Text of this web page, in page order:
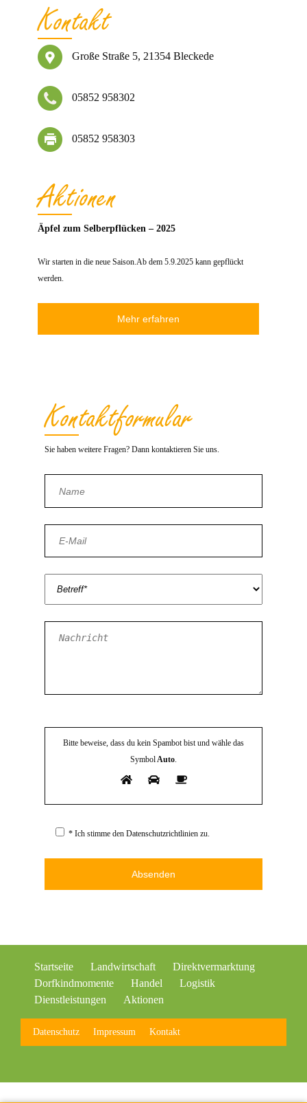
Kontakt
Große Straße 5, 21354 Bleckede
05852 958302
05852 958303
Aktionen
Äpfel zum Selberpflücken – 2025
Wir starten in die neue Saison.Ab dem 5.9.2025 kann gepflückt
werden.
Mehr erfahren
Kontakt­formular
Sie haben weitere Fragen? Dann kontaktieren Sie uns.
Bitte beweise, dass du kein Spambot bist und wähle das
SymbolAuto.
* Ich stimme den Datenschutzrichtlinien zu.
Startseite Landwirtschaft
Direktvermarktung
Dorfkindmomente
Handel
Logistik
Dienstleistungen
Aktionen
Datenschutz Impressum Kontakt